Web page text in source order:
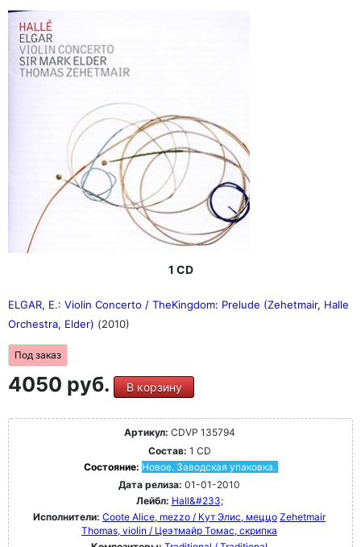
1 CD
ELGAR, E.: Violin Concerto / TheKingdom: Prelude (Zehetmair, Halle
Orchestra, Elder) (2010)
Под заказ
4050 руб. В корзину
Артикул: CDVP 135794
Состав: 1 CD
Состояние: Новое. Заводская упаковка.
Дата релиза: 01-01-2010
Лейбл: Hall&#233;
Исполнители: Coote Alice, mezzo / Кут Элис, меццо Zehetmair
Thomas, violin / Цеэтмайр Томас, скрипка